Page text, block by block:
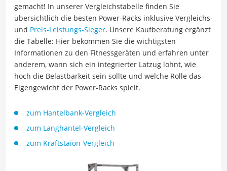
gemacht! In unserer Vergleichstabelle finden Sie
übersichtlich die besten Power-Racks inklusive Vergleichs-
und Preis-Leistungs-Sieger. Unsere Kaufberatung ergänzt
die Tabelle: Hier bekommen Sie die wichtigsten
Informationen zu den Fitnessgeräten und erfahren unter
anderem, wann sich ein integrierter Latzug lohnt, wie
hoch die Belastbarkeit sein sollte und welche Rolle das
Eigengewicht der Power-Racks spielt.
zum Hantelbank-Vergleich
zum Langhantel-Vergleich
zum Kraftstaion-Vergleich